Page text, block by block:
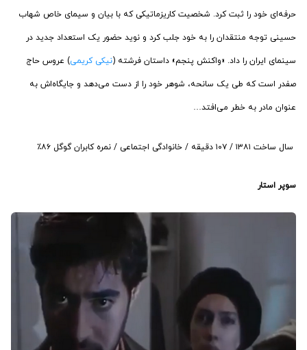
حرفه‌ای خود را ثبت کرد. شخصیت کاریزماتیکی که با بیان و سیمای خاص شهاب
حسینی توجه منتقدان را به خود جلب کرد و نوید حضور یک استعداد جدید در
سینمای ایران را داد. «واکنش پنجم» داستان فرشته (نیکی کریمی) عروس حاج
صفدر است که طی یک سانحه، شوهر خود را از دست می‌دهد و جایگاه‌اش به
عنوان مادر به خطر می‌افتد…
‏سال ساخت ۱۳۸۱ / ۱۰۷ دقیقه / خانوادگی اجتماعی / نمره کابران گوگل ۸۶٪
سوپر استار